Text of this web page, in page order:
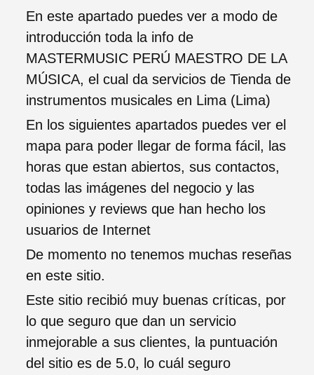
En este apartado puedes ver a modo de
introducción toda la info de
MASTERMUSIC PERÚ MAESTRO DE LA
MÚSICA, el cual da servicios de Tienda de
instrumentos musicales en Lima (Lima)
En los siguientes apartados puedes ver el
mapa para poder llegar de forma fácil, las
horas que estan abiertos, sus contactos,
todas las imágenes del negocio y las
opiniones y reviews que han hecho los
usuarios de Internet
De momento no tenemos muchas reseñas
en este sitio.
Este sitio recibió muy buenas críticas, por
lo que seguro que dan un servicio
inmejorable a sus clientes, la puntuación
del sitio es de 5.0, lo cuál seguro